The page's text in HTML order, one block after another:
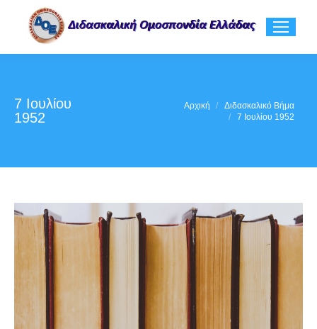
7 Ιουλίου
1952
Αρχική
Διδασκαλικό Βήμα
7 Ιουλίου 1952